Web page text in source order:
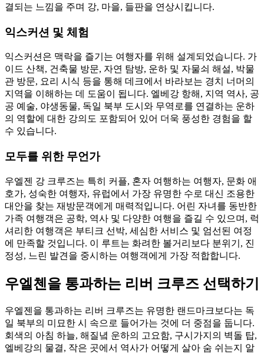
결되는 느낌을 주며 강, 마을, 들판을 연상시킵니다.
익스커션 및 체험
익스커션은 맥락을 즐기는 여행자를 위해 설계되었습니다. 가
이드 산책, 건축물 방문, 자연 탐방, 운하 및 자물쇠 해설, 박물
관 방문, 요리 시식 등을 통해 데크에서 바라보는 경치 너머의
지역을 이해하는 데 도움이 됩니다. 엘베강 항해, 지역 역사, 공
공 예술, 야생동물, 독일 북부 도시와 무역로를 연결하는 운하
의 역할에 대한 강의도 포함되어 있어 더욱 풍성한 경험을 할
수 있습니다.
모두를 위한 무언가
우엘젠 강 크루즈는 특히 커플, 혼자 여행하는 여행자, 문화 애
호가, 성숙한 여행자, 유럽에서 가장 유명한 수로 대신 조용한
대안을 찾는 재방문객에게 매력적입니다. 어린 자녀를 동반한
가족 여행객은 공학, 역사 및 다양한 여행을 즐길 수 있으며, 럭
셔리한 여행객은 부티크 선박, 세심한 서비스 및 엄선된 여정
에 만족할 것입니다. 이 루트는 화려한 볼거리보다 분위기, 진
정성, 느린 발견을 중시하는 여행객에게 가장 적합합니다.
우엘첸을 통과하는 리버 크루즈 선택하기
우엘젠을 통과하는 리버 크루즈는 유명한 랜드마크보다는 독
일 북부의 미묘한 시 속으로 들어가는 것에 더 중점을 둡니다.
회색의 아침 하늘, 해질녘 운하의 고요함, 구시가지의 벽돌 탑,
엘베강의 물결, 작은 곳에서 역사가 어떻게 살아 숨 쉬는지 알